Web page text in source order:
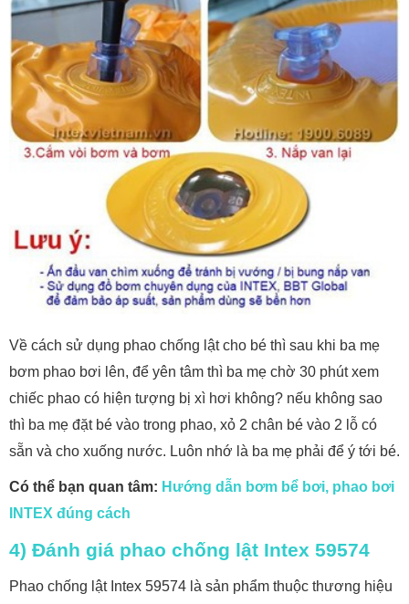
Về cách sử dụng phao chống lật cho bé thì sau khi ba mẹ
bơm phao bơi lên, để yên tâm thì ba mẹ chờ 30 phút xem
chiếc phao có hiện tượng bị xì hơi không? nếu không sao
thì ba mẹ đặt bé vào trong phao, xỏ 2 chân bé vào 2 lỗ có
sẵn và cho xuống nước. Luôn nhớ là ba mẹ phải để ý tới bé.
Có thể bạn quan tâm: Hướng dẫn bơm bể bơi, phao bơi
INTEX đúng cách
4) Đánh giá phao chống lật Intex 59574
Phao chống lật Intex 59574 là sản phẩm thuộc thương hiệu